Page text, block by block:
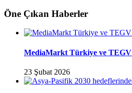
Öne Çıkan Haberler
MediaMarkt Türkiye ve
23 Şubat 2026